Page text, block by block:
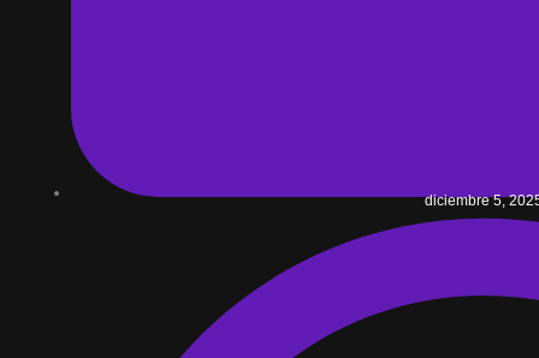
diciembre 5,